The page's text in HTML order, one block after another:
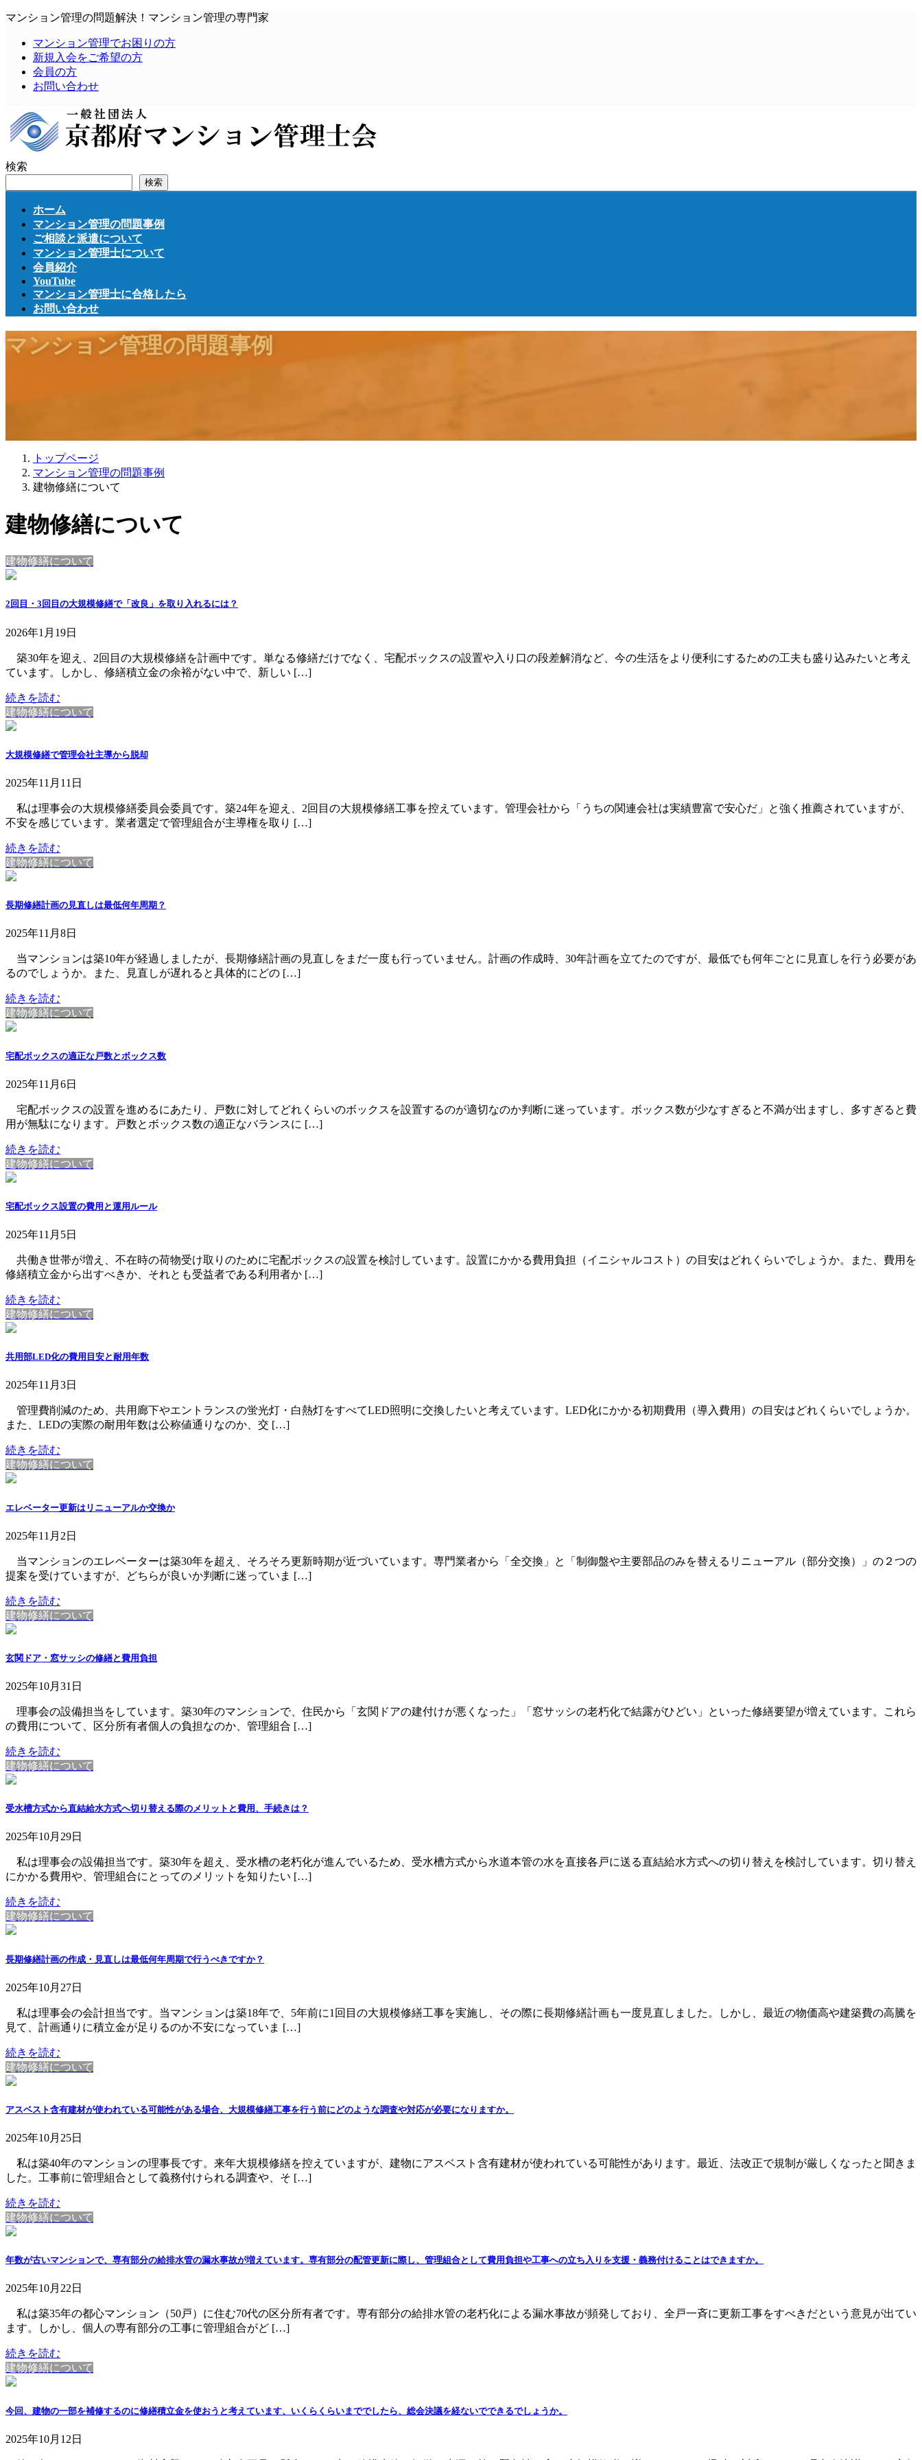
コ
ッ
プ
ナ
移
動
マンション管理の問題解決！マンション管理の専門家
マンション管理でお困りの方
新規入会をご希望の方
会員の方
お問い合わせ
検索
検索
ホーム
マンション管理の問題事例
ご相談と派遣について
マンション管理士について
会員紹介
YouTube
マンション管理士に合格したら
お問い合わせ
マンション管理の問題事例
トップページ
マンション管理の問題事例
建物修繕について
建物修繕について
建物修繕について
2回目・3回目の大規模修繕で「改良」を取り入れるには？
2026年1月19日
築30年を迎え、2回目の大規模修繕を計画中です。単なる修繕だけでなく、宅配ボックスの設置や入り口の段差解消など、今の生活をより便利にするための工夫も盛り込みたいと考え
ています。しかし、修繕積立金の余裕がない中で、新しい […]
続きを読む
建物修繕について
大規模修繕で管理会社主導から脱却
2025年11月11日
私は理事会の大規模修繕委員会委員です。築24年を迎え、2回目の大規模修繕工事を控えています。管理会社から「うちの関連会社は実績豊富で安心だ」と強く推薦されていますが、
不安を感じています。業者選定で管理組合が主導権を取り […]
続きを読む
建物修繕について
長期修繕計画の見直しは最低何年周期？
2025年11月8日
当マンションは築10年が経過しましたが、長期修繕計画の見直しをまだ一度も行っていません。計画の作成時、30年計画を立てたのですが、最低でも何年ごとに見直しを行う必要があ
るのでしょうか。また、見直しが遅れると具体的にどの […]
続きを読む
建物修繕について
宅配ボックスの適正な戸数とボックス数
2025年11月6日
宅配ボックスの設置を進めるにあたり、戸数に対してどれくらいのボックスを設置するのが適切なのか判断に迷っています。ボックス数が少なすぎると不満が出ますし、多すぎると費
用が無駄になります。戸数とボックス数の適正なバランスに […]
続きを読む
建物修繕について
宅配ボックス設置の費用と運用ルール
2025年11月5日
共働き世帯が増え、不在時の荷物受け取りのために宅配ボックスの設置を検討しています。設置にかかる費用負担（イニシャルコスト）の目安はどれくらいでしょうか。また、費用を
修繕積立金から出すべきか、それとも受益者である利用者か […]
続きを読む
建物修繕について
共用部LED化の費用目安と耐用年数
2025年11月3日
管理費削減のため、共用廊下やエントランスの蛍光灯・白熱灯をすべてLED照明に交換したいと考えています。LED化にかかる初期費用（導入費用）の目安はどれくらいでしょうか。
また、LEDの実際の耐用年数は公称値通りなのか、交 […]
続きを読む
建物修繕について
エレベーター更新はリニューアルか交換か
2025年11月2日
当マンションのエレベーターは築30年を超え、そろそろ更新時期が近づいています。専門業者から「全交換」と「制御盤や主要部品のみを替えるリニューアル（部分交換）」の２つの
提案を受けていますが、どちらが良いか判断に迷っていま […]
続きを読む
建物修繕について
玄関ドア・窓サッシの修繕と費用負担
2025年10月31日
理事会の設備担当をしています。築30年のマンションで、住民から「玄関ドアの建付けが悪くなった」「窓サッシの老朽化で結露がひどい」といった修繕要望が増えています。これら
の費用について、区分所有者個人の負担なのか、管理組合 […]
続きを読む
建物修繕について
受水槽方式から直結給水方式へ切り替える際のメリットと費用、手続きは？
2025年10月29日
私は理事会の設備担当です。築30年を超え、受水槽の老朽化が進んでいるため、受水槽方式から水道本管の水を直接各戸に送る直結給水方式への切り替えを検討しています。切り替え
にかかる費用や、管理組合にとってのメリットを知りたい […]
続きを読む
建物修繕について
長期修繕計画の作成・見直しは最低何年周期で行うべきですか？
2025年10月27日
私は理事会の会計担当です。当マンションは築18年で、5年前に1回目の大規模修繕工事を実施し、その際に長期修繕計画も一度見直しました。しかし、最近の物価高や建築費の高騰を
見て、計画通りに積立金が足りるのか不安になっていま […]
続きを読む
建物修繕について
アスベスト含有建材が使われている可能性がある場合、大規模修繕工事を行う前にどのような調査や対応が必要になりますか。
2025年10月25日
私は築40年のマンションの理事長です。来年大規模修繕を控えていますが、建物にアスベスト含有建材が使われている可能性があります。最近、法改正で規制が厳しくなったと聞きま
した。工事前に管理組合として義務付けられる調査や、そ […]
続きを読む
建物修繕について
年数が古いマンションで、専有部分の給排水管の漏水事故が増えています。専有部分の配管更新に際し、管理組合として費用負担や工事への立ち入りを支援・義務付けることはできますか。
2025年10月22日
私は築35年の都心マンション（50戸）に住む70代の区分所有者です。専有部分の給排水管の老朽化による漏水事故が頻発しており、全戸一斉に更新工事をすべきだという意見が出てい
ます。しかし、個人の専有部分の工事に管理組合がど […]
続きを読む
建物修繕について
今回、建物の一部を補修するのに修繕積立金を使おうと考えています、いくらくらいまででしたら、総会決議を経ないでできるでしょうか。
2025年10月12日